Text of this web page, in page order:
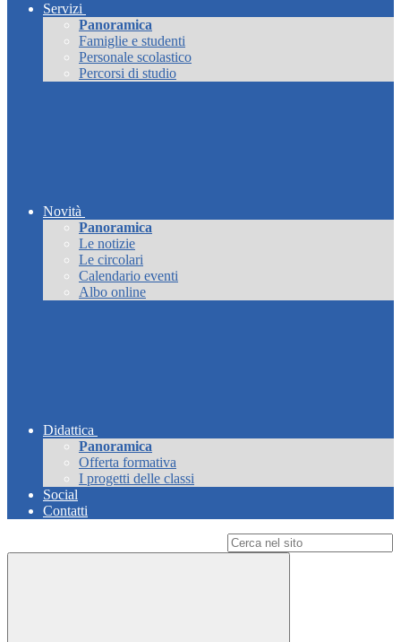
Servizi
Panoramica
Famiglie e studenti
Personale scolastico
Percorsi di studio
Novità
Panoramica
Le notizie
Le circolari
Calendario eventi
Albo online
Didattica
Panoramica
Offerta formativa
I progetti delle classi
Social
Contatti